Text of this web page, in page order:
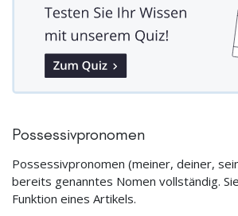
Possessivpronomen
Possessivpronomen (meiner, deiner,
bereits genanntes Nomen vollständig.
Funktion eines Artikels.